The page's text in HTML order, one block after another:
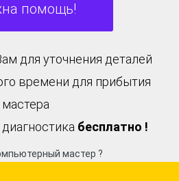
помощь!
для уточнения деталей
времени для прибытия
мастера
бесплатно !